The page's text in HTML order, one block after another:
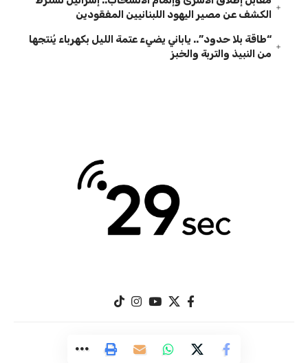
الكشف عن مصير اليهود اللبنانيين المفقودين
“طاقة بلا حدود”.. ياباني يضيء عتمة الليل بكهرباء يُنتجها
من النبيذ والتربة والخبز
Designed by
Great Image